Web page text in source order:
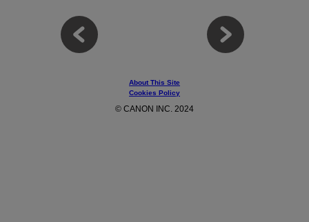
About This Site
Cookies Policy
© CANON INC. 2024